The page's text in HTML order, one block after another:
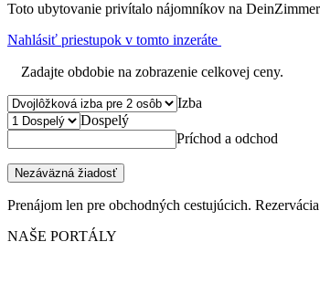
Toto ubytovanie privítalo nájomníkov na
Nahlásiť priestupok v tomto inzeráte
Zadajte obdobie na zobrazenie celkovej ceny.
Izba
Dospelý
Príchod a odchod
Nezáväzná žiadosť
Prenájom len pre obchodných cestujúcich.
NAŠE PORTÁLY